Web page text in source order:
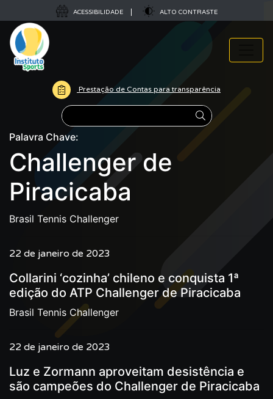
ACESSIBILIDADE ALTO CONTRASTE
Prestação de Contas para transparência
Pesquisar
Palavra Chave:
Challenger de
Piracicaba
Brasil Tennis Challenger
22 de janeiro de 2023
Collarini ‘cozinha’ chileno e conquista 1ª
edição do ATP Challenger de Piracicaba
Brasil Tennis Challenger
22 de janeiro de 2023
Luz e Zormann aproveitam desistência e
são campeões do Challenger de Piracicaba